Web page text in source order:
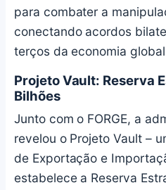
para combater a
conectando acordos
terços da economia
Projeto Vault: Reserva
Bilhões
Junto com o FORGE, a
revelou o Projeto Vault –
de Exportação e
estabelece a Reserva